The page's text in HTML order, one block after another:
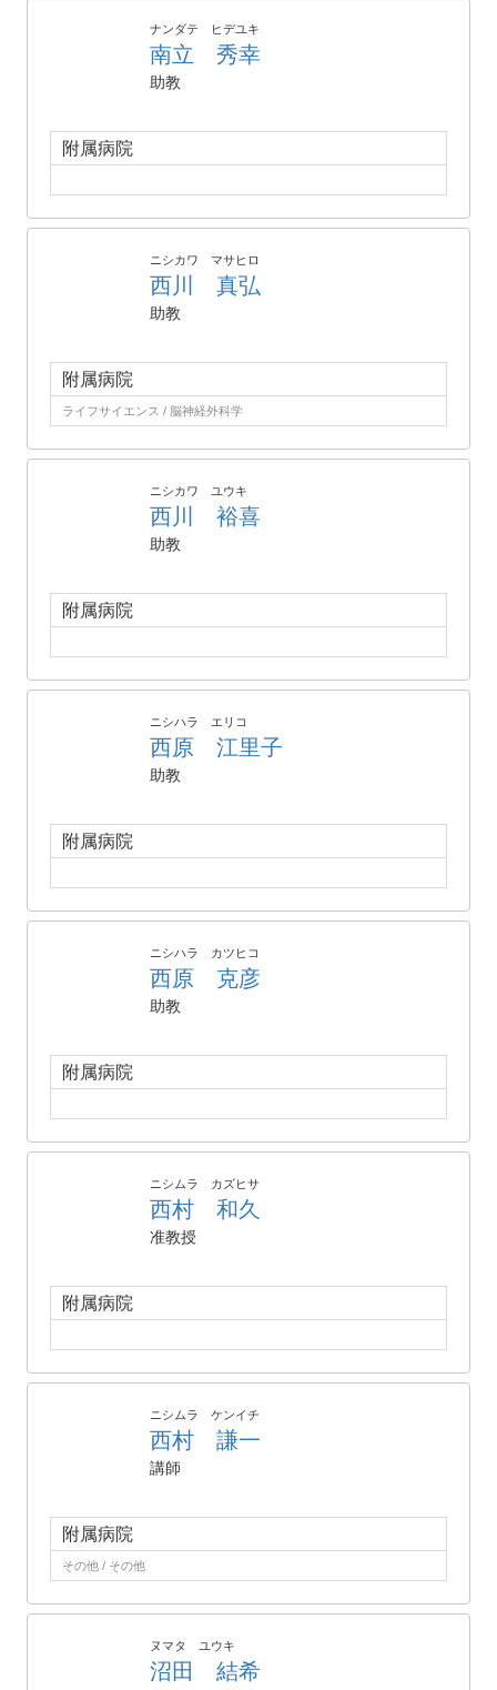
ナンダテ ヒデユキ
南立 秀幸
助教
附属病院
ニシカワ マサヒロ
西川 真弘
助教
附属病院
ライフサイエンス / 脳神経外科学
ニシカワ ユウキ
西川 裕喜
助教
附属病院
ニシハラ エリコ
西原 江里子
助教
附属病院
ニシハラ カツヒコ
西原 克彦
助教
附属病院
ニシムラ カズヒサ
西村 和久
准教授
附属病院
ニシムラ ケンイチ
西村 謙一
講師
附属病院
その他 / その他
ヌマタ ユウキ
沼田 結希